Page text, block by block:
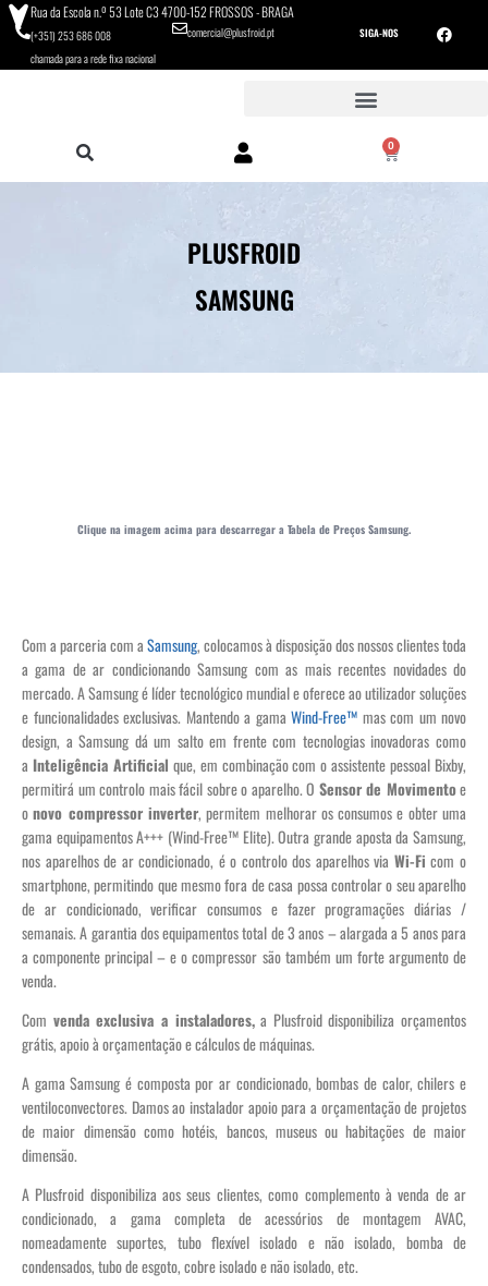
Rua da Escola n.º 53 Lote C3 4700-152 FROSSOS - BRAGA
(+351) 253 686 008
chamada para a rede fixa nacional
comercial@plusfroid.pt SIGA-NOS
0
PLUSFROID
SAMSUNG
Clique na imagem acima para descarregar a Tabela de Preços Samsung.
Com a parceria com aSamsung, colocamos à disposição dos nossos clientes toda
a gama de ar condicionando Samsung com as mais recentes novidades do
mercado. A Samsung é líder tecnológico mundial e oferece ao utilizador soluções
e funcionalidades exclusivas. Mantendo a gama Wind-Free™ mas com um novo
design, a Samsung dá um salto em frente com tecnologias inovadoras como
a Inteligência Artificial que, em combinação com o assistente pessoal Bixby,
permitirá um controlo mais fácil sobre o aparelho. O Sensor de Movimentoe
onovo compressor inverter, permitem melhorar os consumos e obter uma
gama equipamentos A+++ (Wind-Free™ Elite). Outra grande aposta da Samsung,
nos aparelhos de ar condicionado, é o controlo dos aparelhos via Wi-Fi com o
smartphone, permitindo que mesmo fora de casa possa controlar o seu aparelho
de ar condicionado, verificar consumos e fazer programações diárias /
semanais. A garantia dos equipamentos total de 3 anos – alargada a 5 anos para
a componente principal – e o compressor são também um forte argumento de
venda.
Com venda exclusiva a instaladores,a Plusfroid disponibiliza orçamentos
grátis, apoio à orçamentação e cálculos de máquinas.
A gama Samsung é composta por ar condicionado, bombas de calor, chilers e
ventiloconvectores. Damos ao instalador apoio para a orçamentação de projetos
de maior dimensão como hotéis, bancos, museus ou habitações de maior
dimensão.
A Plusfroid disponibiliza aos seus clientes, como complemento à venda de ar
condicionado, a gama completa de acessórios de montagem AVAC,
nomeadamente suportes, tubo flexível isolado e não isolado, bomba de
condensados, tubo de esgoto, cobre isolado e não isolado, etc.